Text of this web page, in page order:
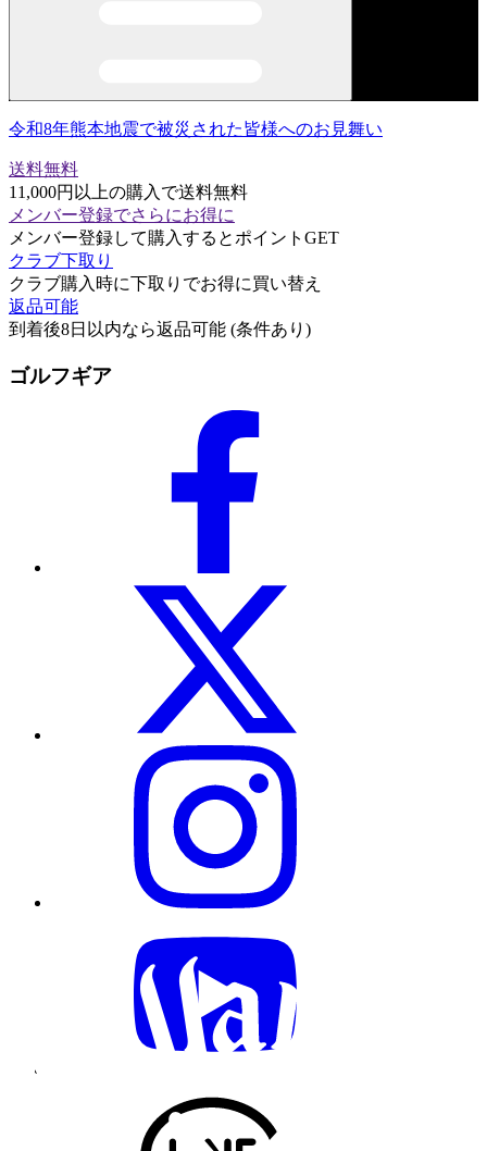
令和8年熊本地震で被災された皆様へのお見舞い
送料無料
11,000円以上の購入で送料無料
メンバー登録でさらにお得に
メンバー登録して購入するとポイントGET
クラブ下取り
クラブ購入時に下取りでお得に買い替え
返品可能
到着後8日以内なら返品可能 (条件あり)
ゴルフギア